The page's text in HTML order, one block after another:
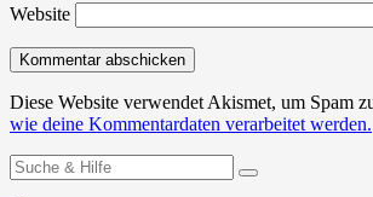
Website
Diese Website verwendet Akismet, um Spam
wie deine Kommentardaten verarbeitet werden.
Suchen
nach: